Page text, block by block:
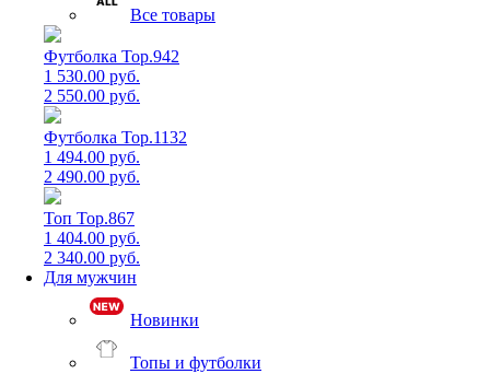
Все товары
Футболка Top.942
1 530.00 руб.
2 550.00 руб.
Футболка Top.1132
1 494.00 руб.
2 490.00 руб.
Топ Top.867
1 404.00 руб.
2 340.00 руб.
Для мужчин
Новинки
Топы и футболки